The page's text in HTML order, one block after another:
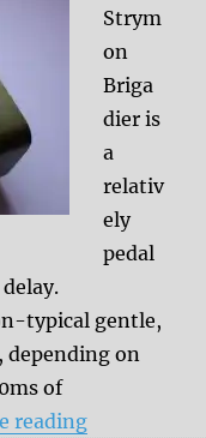
Strym
on
Briga
dier is
a
relativ
ely
pedal
typical gentle,
depending on
of
reading“Strymon